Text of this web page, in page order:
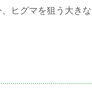
ヒグマを狙う大きな